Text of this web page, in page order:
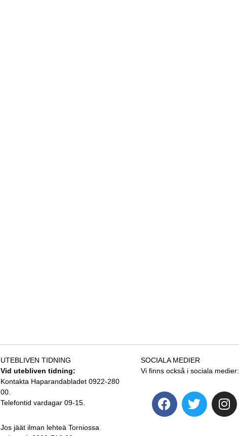
UTEBLIVEN TIDNING
Vid utebliven tidning:
Kontakta Haparandabladet 0922-280
00.
Telefontid vardagar 09-15.
Jos jäät ilman lehteä Torniossa
SOCIALA MEDIER
Vi finns också i sociala medier: